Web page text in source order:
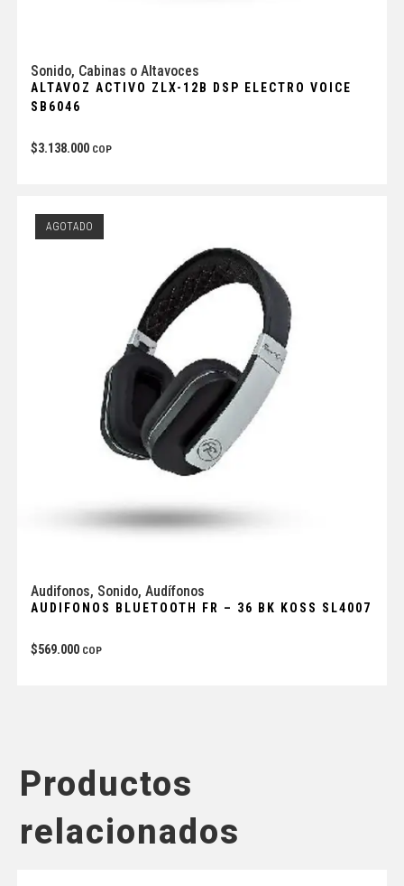
Sonido, Cabinas o Altavoces
ALTAVOZ ACTIVO ZLX-12B DSP ELECTRO VOICE
SB6046
$3.138.000 COP
AGOTADO
Audifonos, Sonido, Audífonos
AUDIFONOS BLUETOOTH FR – 36 BK KOSS SL4007
$569.000 COP
Productos
relacionados